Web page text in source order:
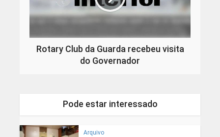
Rotary Club da Guarda recebeu visita
do Governador
Pode estar interessado
Arquivo